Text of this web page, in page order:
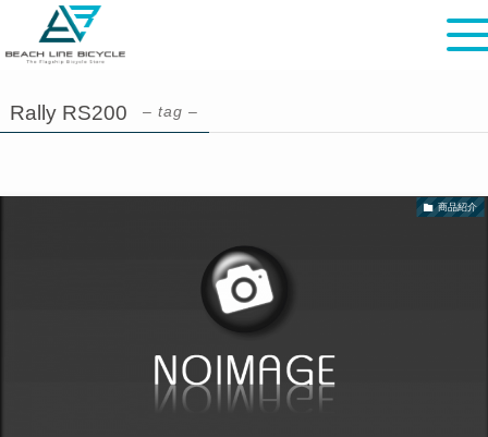
Rally RS200 – tag –
商品紹介